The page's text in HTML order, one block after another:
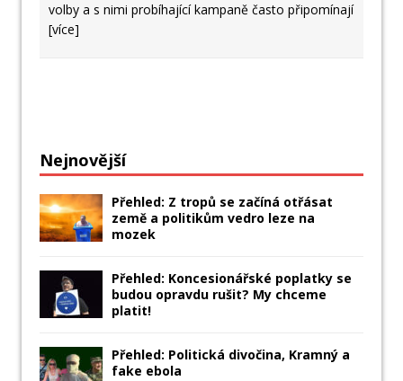
volby a s nimi probíhající kampaně často připomínají
[více]
Nejnovější
Přehled: Z tropů se začíná otřásat
země a politikům vedro leze na
mozek
Přehled: Koncesionářské poplatky se
budou opravdu rušit? My chceme
platit!
Přehled: Politická divočina, Kramný a
fake ebola